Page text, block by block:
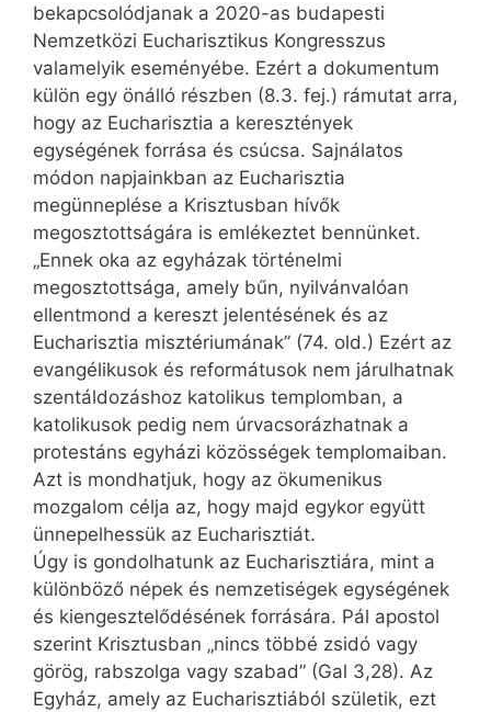
bekapcsolódjanak a 2020-as budapesti
Nemzetközi Eucharisztikus Kongresszus
valamelyik eseményébe. Ezért a dokumentum
külön egy önálló részben (8.3. fej.) rámutat arra,
hogy az Eucharisztia a keresztények
egységének forrása és csúcsa. Sajnálatos
módon napjainkban az Eucharisztia
megünneplése a Krisztusban hívők
megosztottságára is emlékeztet bennünket.
„Ennek oka az egyházak történelmi
megosztottsága, amely bűn, nyilvánvalóan
ellentmond a kereszt jelentésének és az
Eucharisztia misztériumának” (74. old.) Ezért az
evangélikusok és reformátusok nem járulhatnak
szentáldozáshoz katolikus templomban, a
katolikusok pedig nem úrvacsorázhatnak a
protestáns egyházi közösségek templomaiban.
Azt is mondhatjuk, hogy az ökumenikus
mozgalom célja az, hogy majd egykor együtt
ünnepelhessük az Eucharisztiát.
Úgy is gondolhatunk az Eucharisztiára, mint a
különböző népek és nemzetiségek egységének
és kiengesztelődésének forrására. Pál apostol
szerint Krisztusban „nincs többé zsidó vagy
görög, rabszolga vagy szabad” (Gal 3,28). Az
Egyház, amely az Eucharisztiából születik, ezt